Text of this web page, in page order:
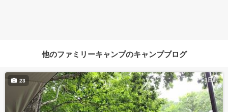
他のファミリーキャンプのキャンプブログ
1日前
23